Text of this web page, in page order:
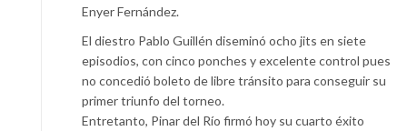
Enyer Fernández.
El diestro Pablo Guillén diseminó ocho jits en siete
episodios, con cinco ponches y excelente control pues
no concedió boleto de libre tránsito para conseguir su
primer triunfo del torneo.
Entretanto, Pinar del Río firmó hoy su cuarto éxito